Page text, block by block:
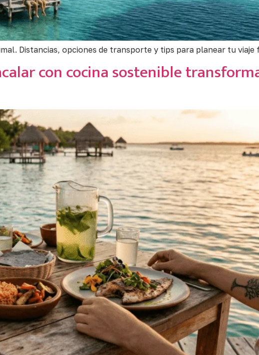
Distancias, opciones de transporte y tips para planear tu viaje
con cocina sostenible